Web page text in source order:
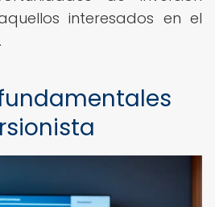
interesados en el